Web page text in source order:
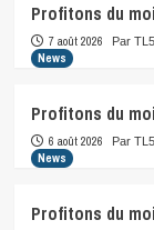
Profitons du
7 août 2026 Par
News
Profitons du
6 août 2026 Par
News
Profitons du